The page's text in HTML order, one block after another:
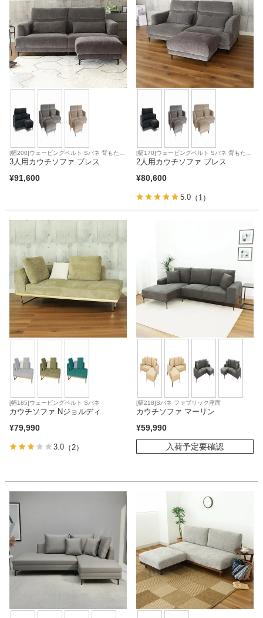
[幅200]ウェービングベルト Sバネ 背もたれ
脱着
3人用カウチソファ ブレス
¥91,600
[幅170]ウェービングベルト Sバネ 背もたれ
脱着
2人用カウチソファ ブレス
¥80,600
5.0 （1）
[幅185]ウェービングベルト Sバネ
カウチソファ Nジョルディ
¥79,990
3.0 （2）
[幅218]Sバネ ファブリック座面
カウチソファ マーリン
¥59,990
入荷予定要確認